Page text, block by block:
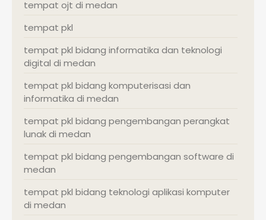
tempat ojt di medan
tempat pkl
tempat pkl bidang informatika dan teknologi
digital di medan
tempat pkl bidang komputerisasi dan
informatika di medan
tempat pkl bidang pengembangan perangkat
lunak di medan
tempat pkl bidang pengembangan software di
medan
tempat pkl bidang teknologi aplikasi komputer
di medan